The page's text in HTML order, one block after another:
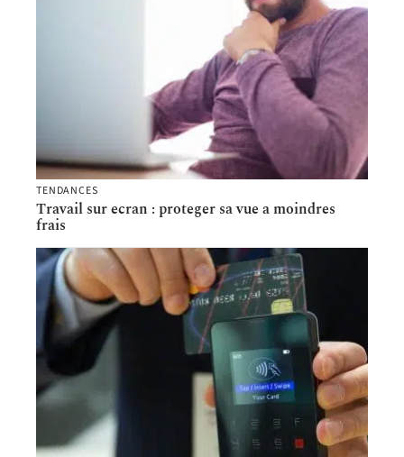
TENDANCES
Travail sur ecran : proteger sa vue a moindres
frais